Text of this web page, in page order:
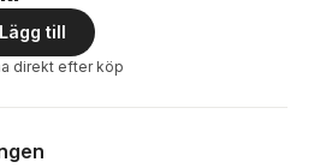
Lägg till
direkt efter köp